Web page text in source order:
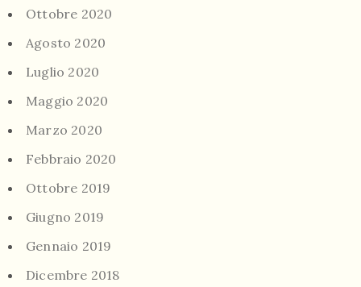
Ottobre 2020
Agosto 2020
Luglio 2020
Maggio 2020
Marzo 2020
Febbraio 2020
Ottobre 2019
Giugno 2019
Gennaio 2019
Dicembre 2018